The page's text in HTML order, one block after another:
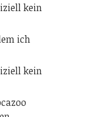
kein
ich
kein